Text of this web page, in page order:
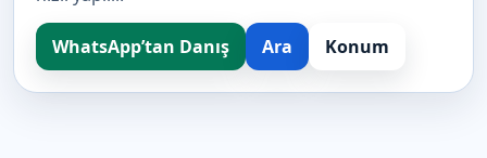
WhatsApp’tan Danış Ara Konum